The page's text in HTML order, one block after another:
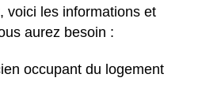
voici les informations et
aurez besoin :
occupant du logement